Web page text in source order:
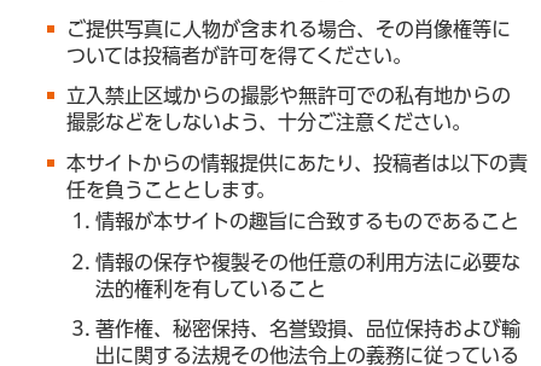
ご提供写真に人物が含まれる場合、その肖像権等に
ついては投稿者が許可を得てください。
立入禁止区域からの撮影や無許可での私有地からの
撮影などをしないよう、十分ご注意ください。
本サイトからの情報提供にあたり、投稿者は以下の責
任を負うこととします。
情報が本サイトの趣旨に合致するものであること
情報の保存や複製その他任意の利用方法に必要な
法的権利を有していること
著作権、秘密保持、名誉毀損、品位保持および輸
出に関する法規その他法令上の義務に従っている